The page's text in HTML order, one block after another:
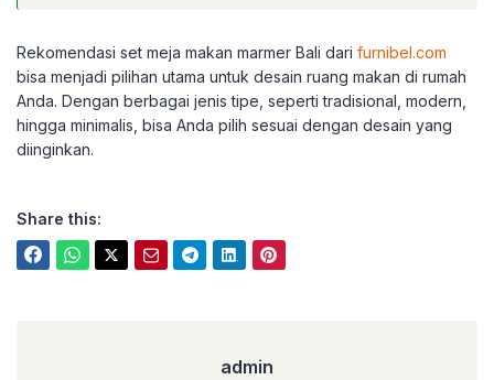
Rekomendasi set meja makan marmer Bali dari furnibel.com
bisa menjadi pilihan utama untuk desain ruang makan di rumah
Anda. Dengan berbagai jenis tipe, seperti tradisional, modern,
hingga minimalis, bisa Anda pilih sesuai dengan desain yang
diinginkan.
Share this:
admin